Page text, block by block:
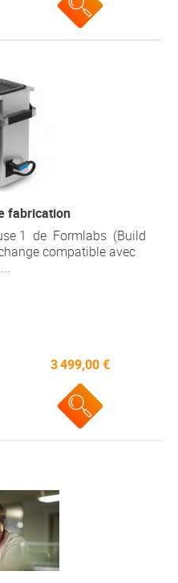
fabrication
1 de Formlabs (Build
compatible avec
3 499,00 €